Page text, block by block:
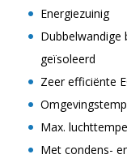
Energiezuinig
Dubbelwandige
geïsoleerd
Zeer efficiënte
Max.
Met condens-